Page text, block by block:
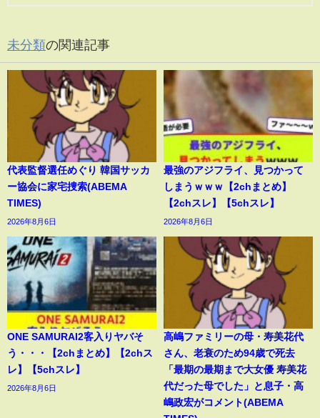
未分類の関連記事
代表監督選任めぐり 韓国サッカ
ー協会に家宅捜索(ABEMA
TIMES)
2026年8月6日
最強のアジフライ、見つかって
しまうｗｗｗ【2chまとめ】
【2chスレ】【5chスレ】
2026年8月6日
ONE SAMURAI2客入りヤバそ
う・・・【2chまとめ】【2chス
レ】【5chスレ】
2026年8月6日
高嶋ファミリーの母・寿美花代
さん、老衰のため94歳で死去
「最期の最期まで大女優 寿美花
代だった母でした」と息子・高
嶋政宏がコメント(ABEMA